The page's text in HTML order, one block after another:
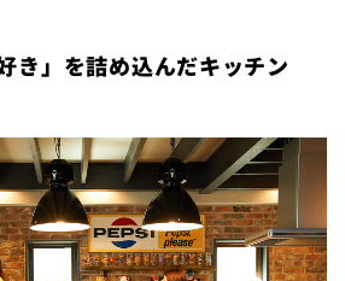
き」を詰め込んだキッチン